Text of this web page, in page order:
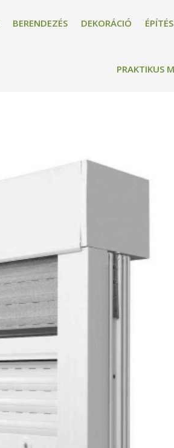
BERENDEZÉS DEKORÁCIÓ ÉPÍTÉS
PRAKTIKUS